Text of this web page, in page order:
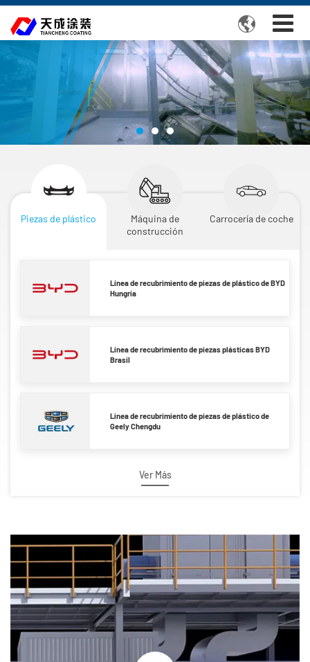

Piezas de plástico
Máquina de
construcción
Carrocería de coche
Línea de recubrimiento de piezas de plástico de BYD
Hungría
Línea de recubrimiento de piezas plásticas BYD
Brasil
Línea de recubrimiento de piezas de plástico de
Geely Chengdu
Ver Más